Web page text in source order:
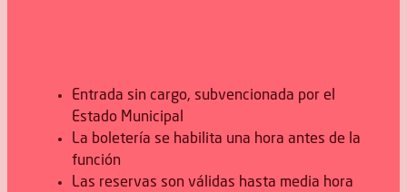
Entrada sin cargo, subvencionada por el
Estado Municipal
La boletería se habilita una hora antes de la
función
Las reservas son válidas hasta media hora